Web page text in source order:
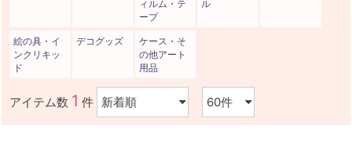
ィルム・テ
ープ
ル
絵の具・イ
ンクリキッ
ド
デコグッズ
ケース・そ
の他アート
用品
アイテム数 1 件